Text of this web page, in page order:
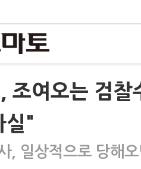
조여오는 검
실"
, 일상적으로 당해